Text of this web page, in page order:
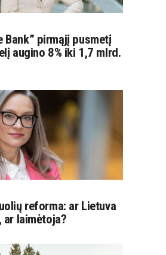
Bank” pirmąjį pusmetį
augino 8% iki 1,7 mlrd.
reforma: ar Lietuva
laimėtoja?